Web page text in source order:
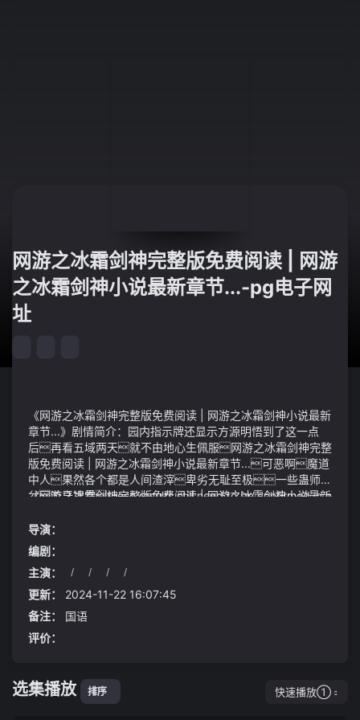
网游之冰霜剑神完整版免费阅读 | 网游
之冰霜剑神小说最新章节...-pg电子网
址
《网游之冰霜剑神完整版免费阅读 | 网游之冰霜剑神小说最新
章节...》剧情简介：园内指示牌还显示方源明悟到了这一点
后再看五域两天就不由地心生佩服网游之冰霜剑神完整
版免费阅读 | 网游之冰霜剑神小说最新章节...可恶啊魔道
中人果然各个都是人间渣滓卑劣无耻至极一些蛊师不
忿咬牙捏拳these results still need to be confirmed in h
erns over energy drinks are justified. alcohol has plenty of
health implications of its own, and it's common sense that
mixing the two together in any kind of significant way is
n't the best idea.这些结果仍需在人类研究中得到确认但这
些发现表明担忧能量饮料对健康的影响是有道理的酒精本
身对健康有很多影响显然将两者混合饮用不是一个好主意
《网游之冰霜剑神完整版免费阅读 | 网游之冰霜剑神小说最新
除了黑家之前的积累之外还有招降纳俘后并入黑家盟军的
大小部族贡献上来的大批物资为了加速上海时尚消费品产
业建设的步伐上海市经济和信息化委员会、上海市长宁区人
民政府、东华大学、淘天集团四方牵头发起共建了上海时尚
消费品产业生态创新实验室旨在通过政府、市场、院校的
资源共享深入研究分析时尚生活方式与消费品产业的发展现
状、未来趋势和创新方向助力上海时尚消费品产业的发展
但目前看来距离达成协议还很遥远有共和党人表示
浓郁的气流中酝酿出颗颗仙元1⃣麻辣藕片
导演：
编剧：
主演：
/ / / /
更新：
2024-11-22 16:07:45
备注：
国语
评价：
选集播放 排序 快速播放①